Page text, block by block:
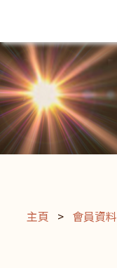
主頁 > 會員資料